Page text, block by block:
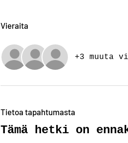
Vieraita
+3 muuta
Tietoa tapahtumasta
Tämä hetki on